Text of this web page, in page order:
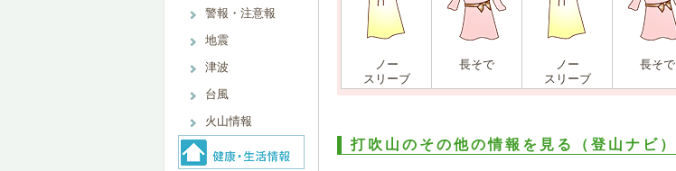
警報・注意報
地震
津波
台風
火山情報
ノー
スリーブ
長そで
ノー
スリーブ
長そで
打吹山のその他の情報を見る（登山ナビ）